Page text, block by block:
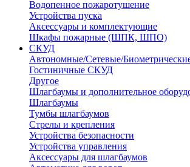
Водопенное пожаротушение
Устройства пуска
Аксессуары и комплектующие
Шкафы пожарные (ШПК, ШПО)
СКУД
Автономные/Сетевые/
Гостиничные СКУД
Другое
Шлагбаумы и дополнительное
Шлагбаумы
Тумбы шлагбаумов
Стрелы и крепления
Устройства безопасности
Устройства управления
Аксессуары для шлагбаумов